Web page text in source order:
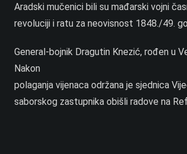
Aradski mučenici bili su mađarski vojni
revoluciji i ratu za neovisnost 1848./49.
General-bojnik Dragutin Knezić, rođen u
Nakon
polaganja vijenaca održana je sjednica
saborskog zastupnika obišli radove na